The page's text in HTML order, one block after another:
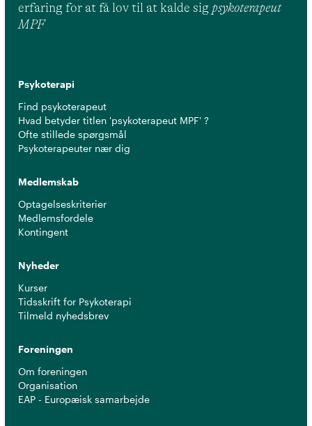
erfaring for at få lov til at kalde sig psykoterapeut
MPF
Psykoterapi
Find psykoterapeut
Hvad betyder titlen 'psykoterapeut MPF' ?
Ofte stillede spørgsmål
Psykoterapeuter nær dig
Medlemskab
Optagelseskriterier
Medlemsfordele
Kontingent
Nyheder
Kurser
Tidsskrift for Psykoterapi
Tilmeld nyhedsbrev
Foreningen
Om foreningen
Organisation
EAP - Europæisk samarbejde